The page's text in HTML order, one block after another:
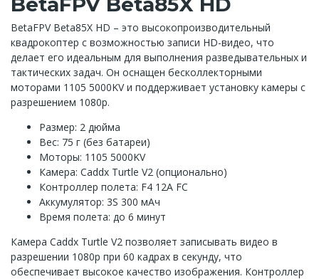
BetaFPV Beta85X HD – это высокопроизводительный
квадрокоптер с возможностью записи HD-видео, что
делает его идеальным для выполнения разведывательных и
тактических задач. Он оснащен бесколлекторными
моторами 1105 5000KV и поддерживает установку камеры с
разрешением 1080p.
Размер: 2 дюйма
Вес: 75 г (без батареи)
Моторы: 1105 5000KV
Камера: Caddx Turtle V2 (опционально)
Контроллер полета: F4 12A FC
Аккумулятор: 3S 300 мАч
Время полета: до 6 минут
Камера Caddx Turtle V2 позволяет записывать видео в
разрешении 1080p при 60 кадрах в секунду, что
обеспечивает высокое качество изображения. Контроллер